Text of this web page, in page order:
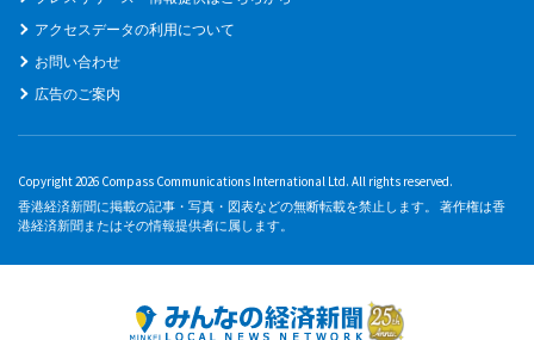
アクセスデータの利用について
お問い合わせ
広告のご案内
Copyright 2026 Compass Communications International Ltd. All rights reserved.
香港経済新聞に掲載の記事・写真・図表などの無断転載を禁止します。 著作権は香
港経済新聞またはその情報提供者に属します。